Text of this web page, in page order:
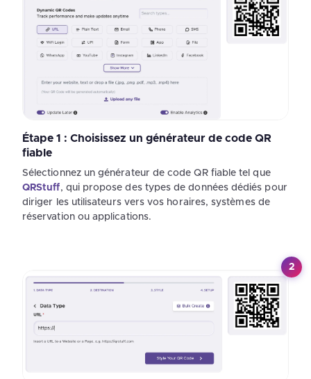
Étape 1 : Choisissez un générateur de code QR
fiable
Sélectionnez un générateur de code QR fiable tel que
QRStuff, qui propose des types de données dédiés pour
diriger les utilisateurs vers vos horaires, systèmes de
réservation ou applications.
2